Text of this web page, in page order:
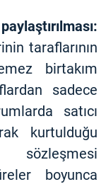
taraflarının
birtakım
sadece
satıcı
kurtulduğu
boyunca